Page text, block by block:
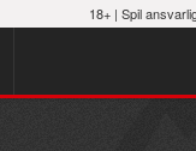
18+ | Spil